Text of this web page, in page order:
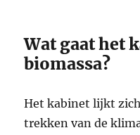
Wat gaat het
biomassa?
Het kabinet lijkt
trekken van de